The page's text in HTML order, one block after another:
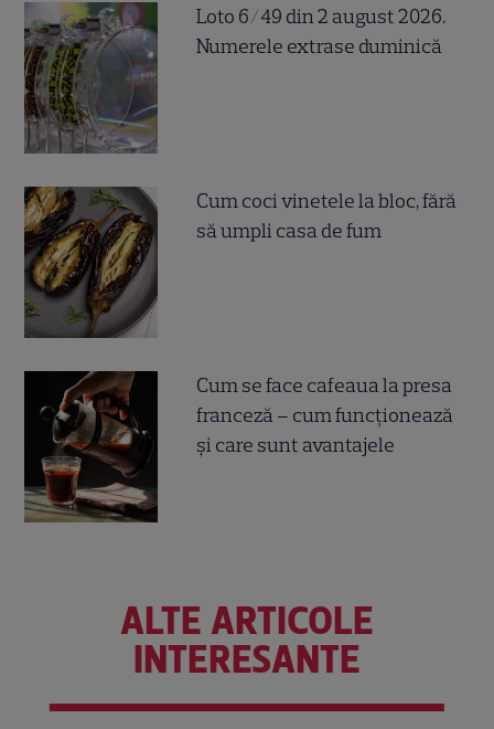
Loto 6/49 din 2 august 2026.
Numerele extrase duminică
Cum coci vinetele la bloc, fără
să umpli casa de fum
Cum se face cafeaua la presa
franceză – cum funcționează
și care sunt avantajele
ALTE ARTICOLE
INTERESANTE